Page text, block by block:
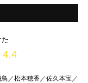
4.4
／松本穂香／佐久本宝／